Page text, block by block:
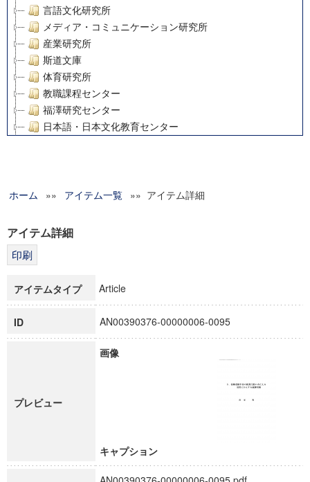
言語文化研究所
メディア・コミュニケーション研究所
産業研究所
斯道文庫
体育研究所
教職課程センター
福澤研究センター
日本語・日本文化教育センター
グローバルリサーチインスティテュート
科学研究費補助金研究成果報告書
博士課程教育リーディングプログラム「超成熟社会発展のサ
ホーム »» アイテム一覧 »» アイテム詳細
アイテム詳細
アイテムタイプ Article
ID AN00390376-00000006-0095
プレビュー
画像
キャプション